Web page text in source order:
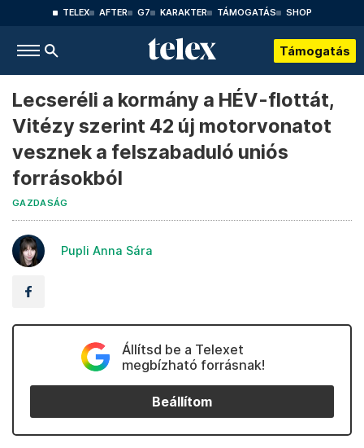
TELEX AFTER G7 KARAKTER TÁMOGATÁS SHOP
Támogatás
Lecseréli a kormány a HÉV-flottát,
Vitézy szerint 42 új motorvonatot
vesznek a felszabaduló uniós
forrásokból
GAZDASÁG
Pupli Anna Sára
Állítsd be a Telexet
megbízható forrásnak!
Beállítom